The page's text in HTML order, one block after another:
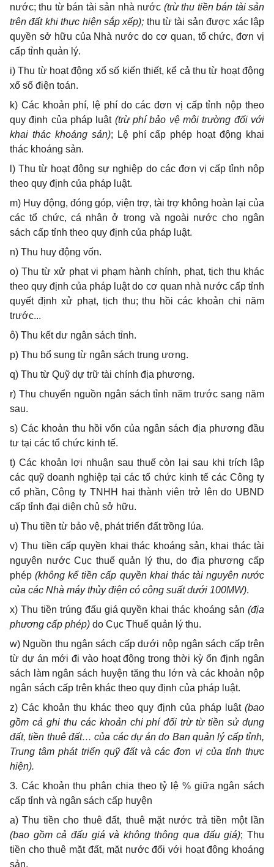
nước; thu từ bán tài sản nhà nước (trừ thu tiền bán tài sản
trên đất khi thực hiện sắp xếp); thu từ tài sản được xác lập
quyền sở hữu của Nhà nước do cơ quan, tổ chức, đơn vị
cấp tỉnh quản lý.
i) Thu từ hoạt động xổ số kiến thiết, kể cả thu từ hoạt động
xổ số điện toán.
k) Các khoản phí, lệ phí do các đơn vị cấp tỉnh nộp theo
quy định của pháp luật (trừ phí bảo vệ môi trường đối với
khai thác khoáng sản); Lệ phí cấp phép hoạt động khai
thác khoáng sản.
l) Thu từ hoạt động sự nghiệp do các đơn vị cấp tỉnh nộp
theo quy định của pháp luật.
m) Huy động, đóng góp, viện trợ, tài trợ không hoàn lại của
các tổ chức, cá nhân ở trong và ngoài nước cho ngân
sách cấp tỉnh theo quy định của pháp luật.
n) Thu huy động vốn.
o) Thu từ xử phạt vi phạm hành chính, phạt, tịch thu khác
theo quy định của pháp luật do cơ quan nhà nước cấp tỉnh
quyết định xử phạt, tịch thu; thu hồi các khoản chi năm
trước...
ô) Thu kết dư ngân sách tỉnh.
p) Thu bổ sung từ ngân sách trung ương.
q) Thu từ Quỹ dự trữ tài chính địa phương.
r) Thu chuyển nguồn ngân sách tỉnh năm trước sang năm
sau.
s) Các khoản thu hồi vốn của ngân sách địa phương đầu
tư tại các tổ chức kinh tế.
t) Các khoản lợi nhuận sau thuế còn lại sau khi trích lập
các quỹ doanh nghiệp tại các tổ chức kinh tế các Công ty
cổ phần, Công ty TNHH hai thành viên trở lên do UBND
cấp tỉnh đại diện chủ sở hữu.
u) Thu tiền từ bảo vệ, phát triển đất trồng lúa.
v) Thu tiền cấp quyền khai thác khoáng sản, khai thác tài
nguyên nước Cục thuế quản lý thu, do địa phương cấp
phép(không kể tiền cấp quyền khai thác tài nguyên nước
của các Nhà máy thủy điện có công suất dưới 100MW).
x) Thu tiền trúng đấu giá quyền khai thác khoáng sản (địa
phương cấp phép) do Cục Thuế quản lý thu.
w) Nguồn thu ngân sách cấp dưới nộp ngân sách cấp trên
từ dự án mới đi vào hoạt động trong thời kỳ ổn định ngân
sách làm ngân sách huyện tăng thu lớn và các khoản nộp
ngân sách cấp trên khác theo quy định của pháp luật.
z) Các khoản thu khác theo quy định của pháp luật (bao
gồm cả ghi thu các khoản chi phí đối trừ từ tiền sử dụng
đất, tiền thuê đất… của các dự án do Ban quản lý cấp tỉnh,
Trung tâm phát triển quỹ đất và các đơn vị của tỉnh thực
hiện).
3. Các khoản thu phân chia theo tỷ lệ % giữa ngân sách
cấp tỉnh và ngân sách cấp huyện
a) Thu tiền cho thuê đất, thuê mặt nước trả tiền một lần
(bao gồm cả đấu giá và không thông qua đấu giá); Thu
tiền cho thuê mặt đất, mặt nước đối với hoạt động khoáng
sản.